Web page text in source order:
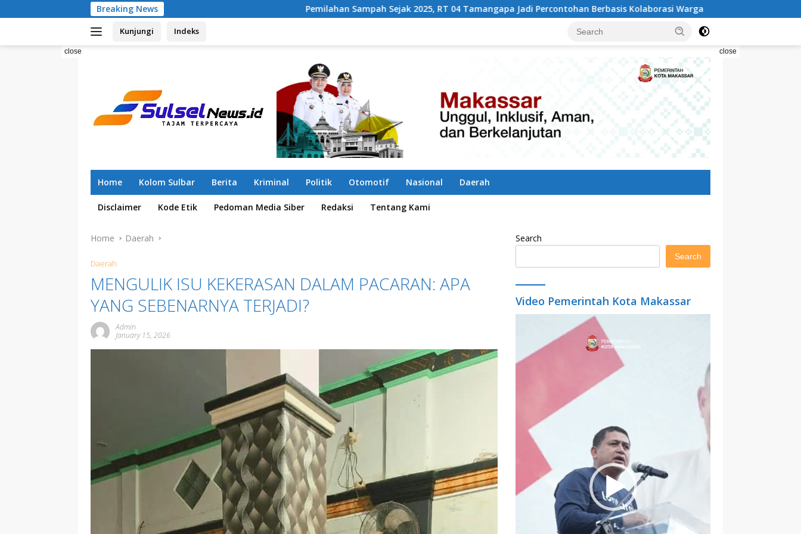
to
Breaking News Pemilahan Sampah Sejak 2025, RT 04 Tamangapa Jadi Percontohan Berbasis Kolaborasi Warga Pilah Sampah Solusi Menyelamatkan
Kunjungi Indeks
close close
Home Kolom Sulbar Berita Kriminal Politik Otomotif Nasional Daerah
Disclaimer Kode Etik Pedoman Media Siber Redaksi Tentang Kami
Home Daerah
Daerah
MENGULIK ISU KEKERASAN DALAM PACARAN: APA
YANG SEBENARNYA TERJADI?
Admin
January 15, 2026
Search
Search
Video Pemerintah Kota Makassar